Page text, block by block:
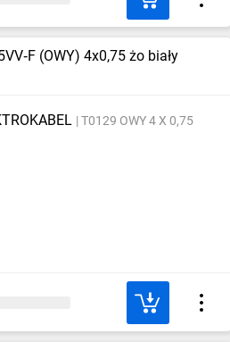
(OWY) 4x0,75 żo biały
T0129 OWY 4 X 0,75